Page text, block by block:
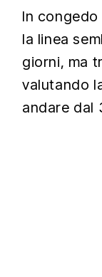
In
la linea
giorni, ma
valutando
andare dal